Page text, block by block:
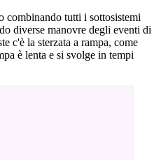
combinando tutti i sottosistemi
diverse manovre degli eventi di
c'è la sterzata a rampa, come
è lenta e si svolge in tempi